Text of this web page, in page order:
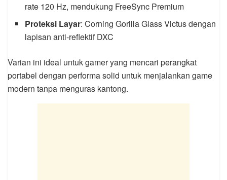
rate 120 Hz, mendukung FreeSync Premium
Proteksi Layar: Corning Gorilla Glass Victus dengan
lapisan anti-reflektif DXC
Varian ini ideal untuk gamer yang mencari perangkat
portabel dengan performa solid untuk menjalankan game
modern tanpa menguras kantong.